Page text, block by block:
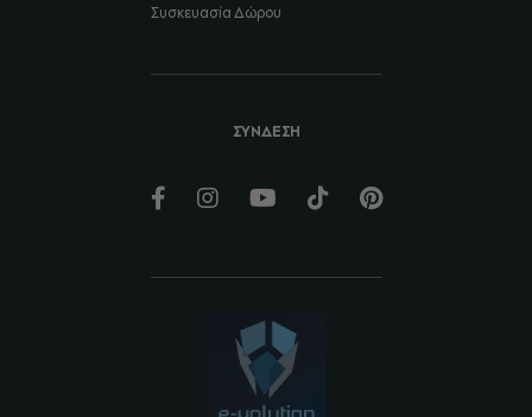
Συσκευασία Δώρου
ΣΥΝΔΕΣΗ